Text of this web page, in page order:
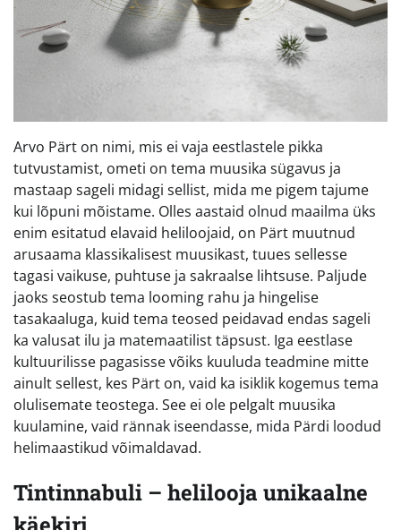
Arvo Pärt on nimi, mis ei vaja eestlastele pikka
tutvustamist, ometi on tema muusika sügavus ja
mastaap sageli midagi sellist, mida me pigem tajume
kui lõpuni mõistame. Olles aastaid olnud maailma üks
enim esitatud elavaid heliloojaid, on Pärt muutnud
arusaama klassikalisest muusikast, tuues sellesse
tagasi vaikuse, puhtuse ja sakraalse lihtsuse. Paljude
jaoks seostub tema looming rahu ja hingelise
tasakaaluga, kuid tema teosed peidavad endas sageli
ka valusat ilu ja matemaatilist täpsust. Iga eestlase
kultuurilisse pagasisse võiks kuuluda teadmine mitte
ainult sellest, kes Pärt on, vaid ka isiklik kogemus tema
olulisemate teostega. See ei ole pelgalt muusika
kuulamine, vaid rännak iseendasse, mida Pärdi loodud
helimaastikud võimaldavad.
Tintinnabuli – helilooja unikaalne